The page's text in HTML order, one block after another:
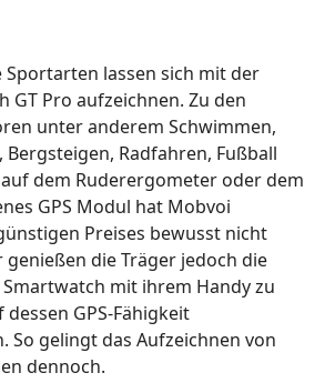
Sportarten lassen sich mit der
GT Pro aufzeichnen. Zu den
unter anderem Schwimmen,
Bergsteigen, Radfahren, Fußball
dem Ruderergometer oder dem
GPS Modul hat Mobvoi
Preises bewusst nicht
die Träger jedoch die
mit ihrem Handy zu
GPS-Fähigkeit
So gelingt das Aufzeichnen von
dennoch.